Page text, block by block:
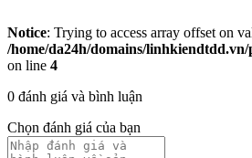
Notice: Trying to access array offset on
/home/da24h/domains/
on line 4
0 đánh giá và bình luận
Chọn đánh giá của bạn